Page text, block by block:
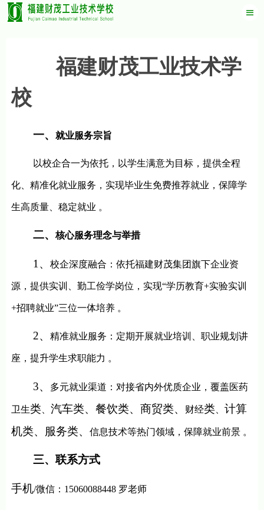
福建财茂工业技术学
校
一、就业服务宗旨
以校企合一为依托，以学生满意为目标，提供全程
化、精准化就业服务，实现毕业生免费推荐就业，保障学
生高质量、稳定就业 。
二、核心服务理念与举措
1 、校企深度融合：依托福建财茂集团旗下企业资
源，提供实训、勤工俭学岗位，实现“学历教育+实验实训
+招聘就业”三位一体培养 。
2、精准就业服务：定期开展就业培训、职业规划讲
座，提升学生求职能力 。
3、 多元就业渠道：对接省内外优质企业，覆盖医药
卫生类 汽车类、餐饮类、商贸类、 财经类
计算
机类、服务类、
信息技术等热门领域，保障就业前景 。
三、联系方式
手机/微信 ： 15060088448 罗老师